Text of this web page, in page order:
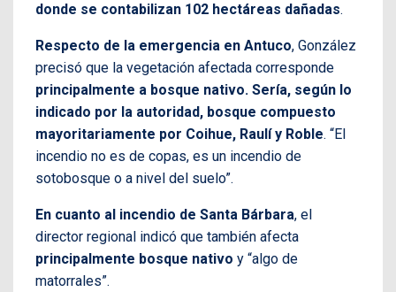
donde se contabilizan 102 hectáreas dañadas.
Respecto de la emergencia en Antuco, González
precisó que la vegetación afectada corresponde
principalmente a bosque nativo. Sería, según lo
indicado por la autoridad, bosque compuesto
mayoritariamente por Coihue, Raulí y Roble. “El
incendio no es de copas, es un incendio de
sotobosque o a nivel del suelo”.
En cuanto al incendio de Santa Bárbara, el
director regional indicó que también afecta
principalmente bosque nativo y “algo de
matorrales”.